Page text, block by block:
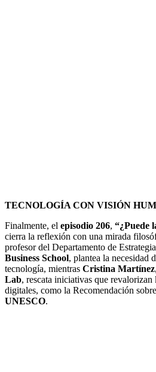
TECNOLOGÍA CON VISIÓN
Finalmente, el episodio 206, “¿Puede
cierra la reflexión con una mirada
profesor del Departamento de
Business School, plantea la necesidad
tecnología, mientras Cristina Martínez
Lab, rescata iniciativas que revalorizan
digitales, como la Recomendación
UNESCO.